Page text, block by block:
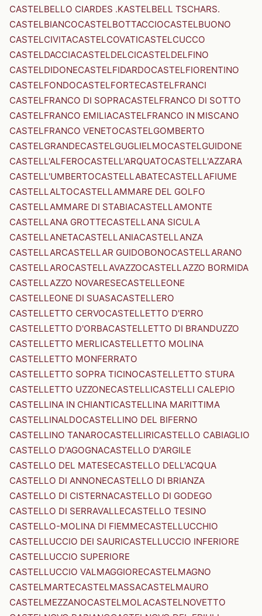
CASTELBELLO CIARDES .KASTELBELL TSCHARS.
CASTELBIANCOCASTELBOTTACCIOCASTELBUONO
CASTELCIVITACASTELCOVATICASTELCUCCO
CASTELDACCIACASTELDELCICASTELDELFINO
CASTELDIDONECASTELFIDARDOCASTELFIORENTINO
CASTELFONDOCASTELFORTECASTELFRANCI
CASTELFRANCO DI SOPRACASTELFRANCO DI SOTTO
CASTELFRANCO EMILIACASTELFRANCO IN MISCANO
CASTELFRANCO VENETOCASTELGOMBERTO
CASTELGRANDECASTELGUGLIELMOCASTELGUIDONE
CASTELL'ALFEROCASTELL'ARQUATOCASTELL'AZZARA
CASTELL'UMBERTOCASTELLABATECASTELLAFIUME
CASTELLALTOCASTELLAMMARE DEL GOLFO
CASTELLAMMARE DI STABIACASTELLAMONTE
CASTELLANA GROTTECASTELLANA SICULA
CASTELLANETACASTELLANIACASTELLANZA
CASTELLARCASTELLAR GUIDOBONOCASTELLARANO
CASTELLAROCASTELLAVAZZOCASTELLAZZO BORMIDA
CASTELLAZZO NOVARESECASTELLEONE
CASTELLEONE DI SUASACASTELLERO
CASTELLETTO CERVOCASTELLETTO D'ERRO
CASTELLETTO D'ORBACASTELLETTO DI BRANDUZZO
CASTELLETTO MERLICASTELLETTO MOLINA
CASTELLETTO MONFERRATO
CASTELLETTO SOPRA TICINOCASTELLETTO STURA
CASTELLETTO UZZONECASTELLICASTELLI CALEPIO
CASTELLINA IN CHIANTICASTELLINA MARITTIMA
CASTELLINALDOCASTELLINO DEL BIFERNO
CASTELLINO TANAROCASTELLIRICASTELLO CABIAGLIO
CASTELLO D'AGOGNACASTELLO D'ARGILE
CASTELLO DEL MATESECASTELLO DELL'ACQUA
CASTELLO DI ANNONECASTELLO DI BRIANZA
CASTELLO DI CISTERNACASTELLO DI GODEGO
CASTELLO DI SERRAVALLECASTELLO TESINO
CASTELLO-MOLINA DI FIEMMECASTELLUCCHIO
CASTELLUCCIO DEI SAURICASTELLUCCIO INFERIORE
CASTELLUCCIO SUPERIORE
CASTELLUCCIO VALMAGGIORECASTELMAGNO
CASTELMARTECASTELMASSACASTELMAURO
CASTELMEZZANOCASTELMOLACASTELNOVETTO